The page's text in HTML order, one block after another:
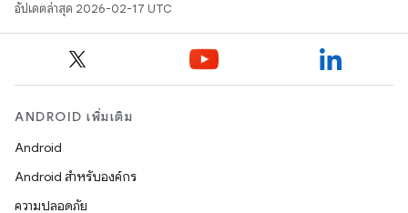
อัปเดตล่าสุด 2026-02-17 UTC
ANDROID เพิ่มเติม
Android
Android สำหรับองค์กร
ความปลอดภัย